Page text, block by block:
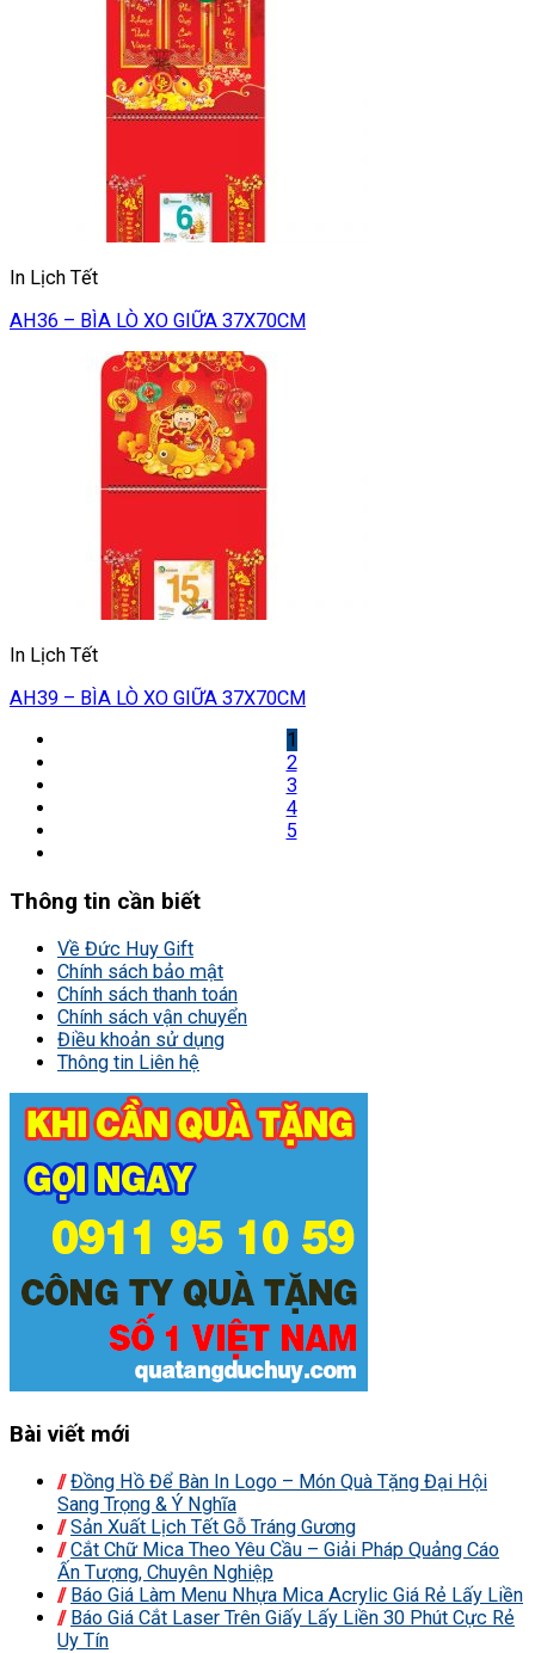
In Lịch Tết
AH36 – BÌA LÒ XO GIỮA 37X70CM
In Lịch Tết
AH39 – BÌA LÒ XO GIỮA 37X70CM
1
2
3
4
5
Thông tin cần biết
Về Đức Huy Gift
Chính sách bảo mật
Chính sách thanh toán
Chính sách vận chuyển
Điều khoản sử dụng
Thông tin Liên hệ
Bài viết mới
Đồng Hồ Để Bàn In Logo – Món Quà Tặng Đại Hội
Sang Trọng & Ý Nghĩa
Sản Xuất Lịch Tết Gỗ Tráng Gương
Cắt Chữ Mica Theo Yêu Cầu – Giải Pháp Quảng Cáo
Ấn Tượng, Chuyên Nghiệp
Báo Giá Làm Menu Nhựa Mica Acrylic Giá Rẻ Lấy Liền
Báo Giá Cắt Laser Trên Giấy Lấy Liền 30 Phút Cực Rẻ
Uy Tín